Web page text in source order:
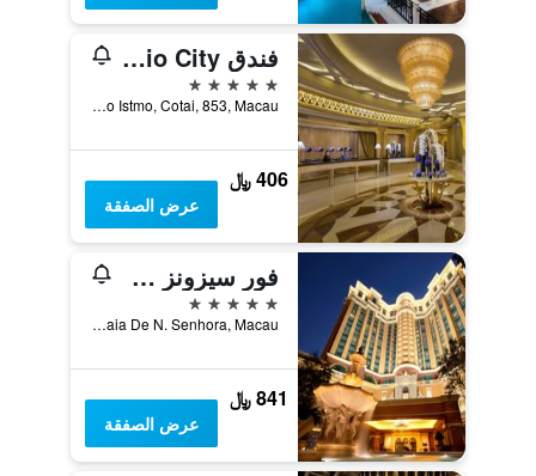
فندق Studio City
5 نجوم
Estrada do Istmo, Cotai, 853, Macau
406 ﷼
عرض الصفقة
فور سيزونز هوتل ماكاو
5 نجوم
Estrada Da Baia De N. Senhora, Macau
841 ﷼
عرض الصفقة